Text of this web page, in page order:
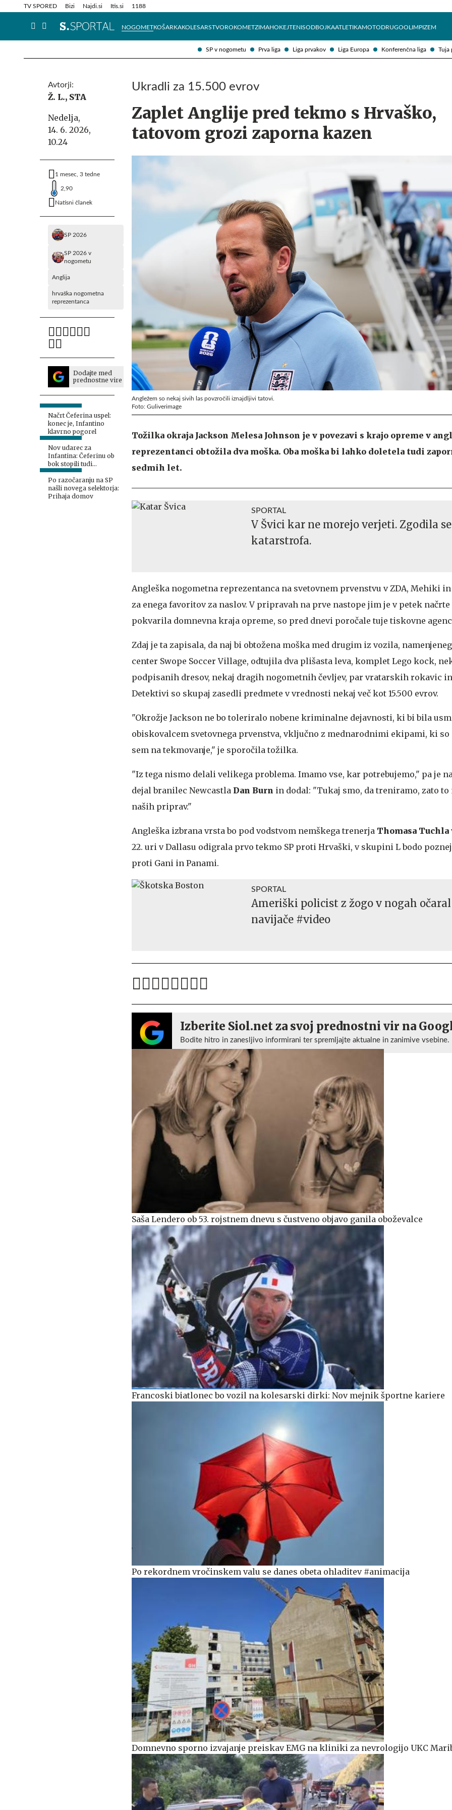
SP v nogometu Prva liga Liga prvakov Liga Europa Konferenčna liga Tuja
TV SPORED Bizi Najdi.si Itis.si 1188
NOGOMETKOŠARKAKOLESARSTVOROKOMETZIMAHOKEJTENISODBOJKAATLETIKAMOTODRUGOOLIMPIZEM
Info in obvestila Tehnik
Avtorji:
Ž. L., STA
Nedelja,
14. 6. 2026,
10.24
1 mesec, 3 tedne
2,90
Natisni članek
SP 2026
SP 2026 v
nogometu
Anglija
hrvaška nogometna
reprezentanca
Dodajte med
prednostne vire
Načrt Čeferina uspel:
konec je, Infantino
klavrno pogorel
Nov udarec za
Infantina: Čeferinu ob
bok stopili tudi
Američani
Po razočaranju na SP
našli novega selektorja:
Prihaja domov
Ukradli za 15.500 evrov
Zaplet Anglije pred tekmo s Hrvaško,
tatovom grozi zaporna kazen
Angležem so nekaj sivih las povzročili iznajdljivi tatovi.
Foto: Guliverimage
Tožilka okraja Jackson Melesa Johnson je v povezavi s krajo opreme v
reprezentanci obtožila dva moška. Oba moška bi lahko doletela tudi
sedmih let.
SPORTAL
V Švici kar ne morejo verjeti. Zgodila
katarstrofa.
Angleška nogometna reprezentanca na svetovnem prvenstvu v ZDA, Mehiki
za enega favoritov za naslov. V pripravah na prve nastope jim je v petek
pokvarila domnevna kraja opreme, so pred dnevi poročale tuje tiskovne
Zdaj je ta zapisala, da naj bi obtožena moška med drugim iz vozila,
center Swope Soccer Village, odtujila dva plišasta leva, komplet Lego kock,
podpisanih dresov, nekaj dragih nogometnih čevljev, par vratarskih rokavic
Detektivi so skupaj zasedli predmete v vrednosti nekaj več kot 15.500 evrov.
"Okrožje Jackson ne bo toleriralo nobene kriminalne dejavnosti, ki bi bila
obiskovalcem svetovnega prvenstva, vključno z mednarodnimi ekipami, ki
sem na tekmovanje," je sporočila tožilka.
"Iz tega nismo delali velikega problema. Imamo vse, kar potrebujemo," pa je
dejal branilec Newcastla Dan Burn in dodal: "Tukaj smo, da treniramo, zato
naših priprav."
Angleška izbrana vrsta bo pod vodstvom nemškega trenerja Thomasa Tuchla
22. uri v Dallasu odigrala prvo tekmo SP proti Hrvaški, v skupini L bodo
proti Gani in Panami.
SPORTAL
Ameriški policist z žogo v nogah
navijače #video
Izberite Siol.net za svoj prednostni vir na
Bodite hitro in zanesljivo informirani ter spremljajte aktualne in zanimive vsebine.
Saša Lendero ob 53. rojstnem dnevu s čustveno objavo ganila oboževalce
Francoski biatlonec bo vozil na kolesarski dirki: Nov mejnik športne kariere
Po rekordnem vročinskem valu se danes obeta ohladitev #animacija
Domnevno sporno izvajanje preiskav EMG na kliniki za nevrologijo UKC